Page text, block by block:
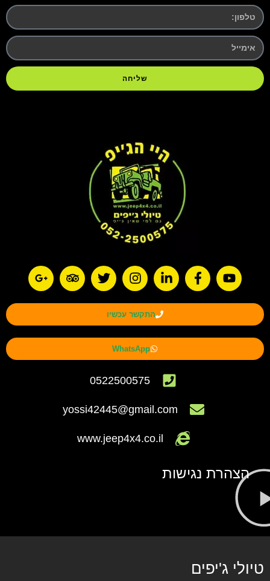
שליחה
התקשר עכשיו
WhatsApp
0522500575
yossi42445@gmail.com
www.jeep4x4.co.il
הצהרת נגישות
טיולי ג'יפים